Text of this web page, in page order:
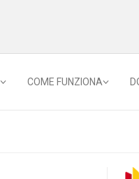
COME FUNZIONA